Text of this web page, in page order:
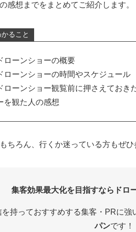
感想までをまとめてご紹介します。
ること
ローンショーの概要
ローンショーの時間やスケジュール
ローンショー観覧前に押さえておき
を観た人の感想
ちろん、行くか迷っている方もぜひ
集客効果最大化を目指すならドロ
持っておすすめする集客・PRに強
パンです！